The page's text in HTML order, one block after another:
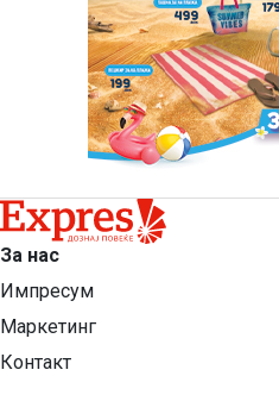
За нас
Импресум
Маркетинг
Контакт